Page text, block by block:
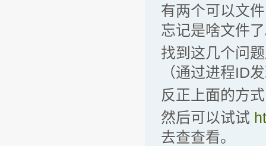
有两个可以文
忘记是啥文件
找到这几个问
（通过进程ID
反正上面的方
然后可以试试
去查查看。